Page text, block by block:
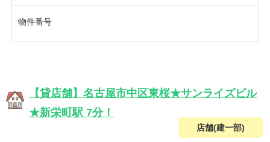
物件番号
【貸店舗】名古屋市中区東桜★サンライズビル
★新栄町駅 7分！
店舗(建一部)